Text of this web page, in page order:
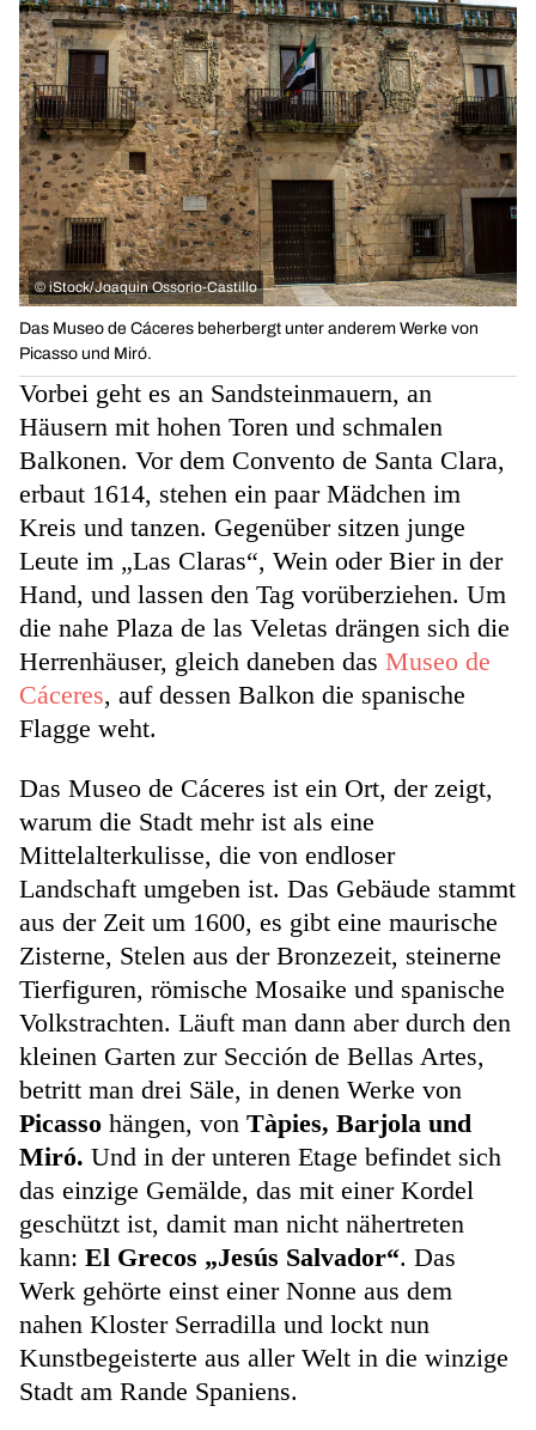
© iStock/Joaquin Ossorio-Castillo
Das Museo de Cáceres beherbergt unter anderem Werke von
Picasso und Miró.
Vorbei geht es an Sandsteinmauern, an
Häusern mit hohen Toren und schmalen
Balkonen. Vor dem Convento de Santa Clara,
erbaut 1614, stehen ein paar Mädchen im
Kreis und tanzen. Gegenüber sitzen junge
Leute im „Las Claras“, Wein oder Bier in der
Hand, und lassen den Tag vorüberziehen. Um
die nahe Plaza de las Veletas drängen sich die
Herrenhäuser, gleich daneben das Museo de
Cáceres, auf dessen Balkon die spanische
Flagge weht.
Das Museo de Cáceres ist ein Ort, der zeigt,
warum die Stadt mehr ist als eine
Mittelalterkulisse, die von endloser
Landschaft umgeben ist. Das Gebäude stammt
aus der Zeit um 1600, es gibt eine maurische
Zisterne, Stelen aus der Bronzezeit, steinerne
Tierfiguren, römische Mosaike und spanische
Volkstrachten. Läuft man dann aber durch den
kleinen Garten zur Sección de Bellas Artes,
betritt man drei Säle, in denen Werke von
Picasso hängen, von Tàpies, Barjola und
Miró. Und in der unteren Etage befindet sich
das einzige Gemälde, das mit einer Kordel
geschützt ist, damit man nicht nähertreten
kann: El Grecos „Jesús Salvador“. Das
Werk gehörte einst einer Nonne aus dem
nahen Kloster Serradilla und lockt nun
Kunstbegeisterte aus aller Welt in die winzige
Stadt am Rande Spaniens.